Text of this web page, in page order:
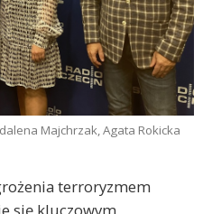
Majchrzak, Agata Rokicka
terroryzmem